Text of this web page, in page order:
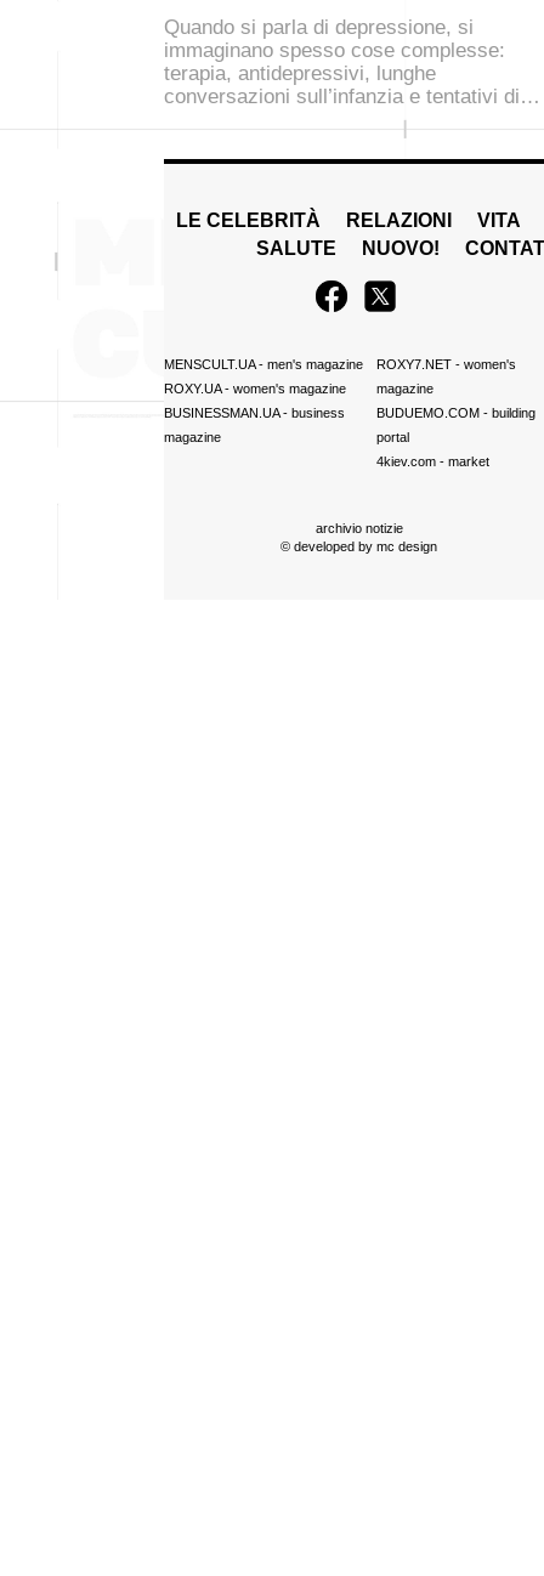
Quando si parla di depressione, si
immaginano spesso cose complesse:
terapia, antidepressivi, lunghe
conversazioni sull’infanzia e tentativi di…
LE CELEBRITÀ RELAZIONI
VITA
SALUTE
NUOVO!
MENSCULT.UA- men's magazine
ROXY.UA- women's magazine
BUSINESSMAN.UA- business
magazine
ROXY7.NET- women's
magazine
BUDUEMO.COM- building
portal
4kiev.com- market
archivio notizie
© developed by mc design